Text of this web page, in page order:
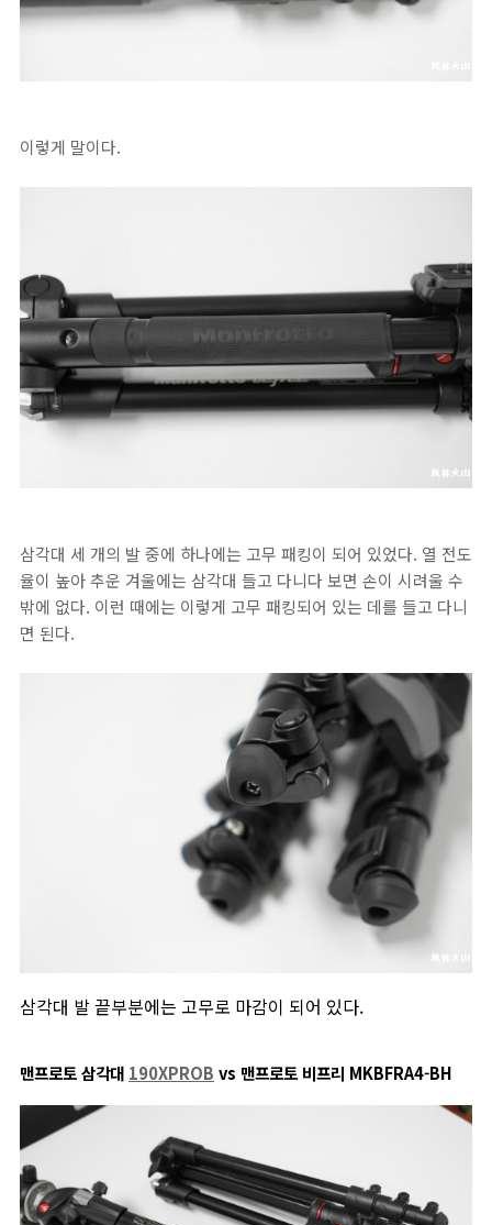
이렇게 말이다.
삼각대 세 개의 발 중에 하나에는 고무 패킹이 되어 있었다. 열 전도
율이 높아 추운 겨울에는 삼각대 들고 다니다 보면 손이 시려울 수
밖에 없다. 이런 때에는 이렇게 고무 패킹되어 있는 데를 들고 다니
면 된다.
삼각대 발 끝부분에는 고무로 마감이 되어 있다.
맨프로토 삼각대 190XPROB vs 맨프로토 비프리 MKBFRA4-BH